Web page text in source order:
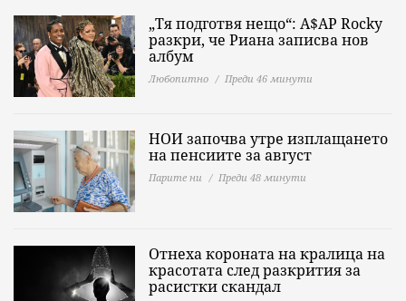
„Тя подготвя нещо“: A$AP Rocky
разкри, че Риана записва нов
албум
Любопитно Преди 46 минути
НОИ започва утре изплащането
на пенсиите за август
Парите ни Преди 48 минути
Отнеха короната на кралица на
красотата след разкрития за
расистки скандал